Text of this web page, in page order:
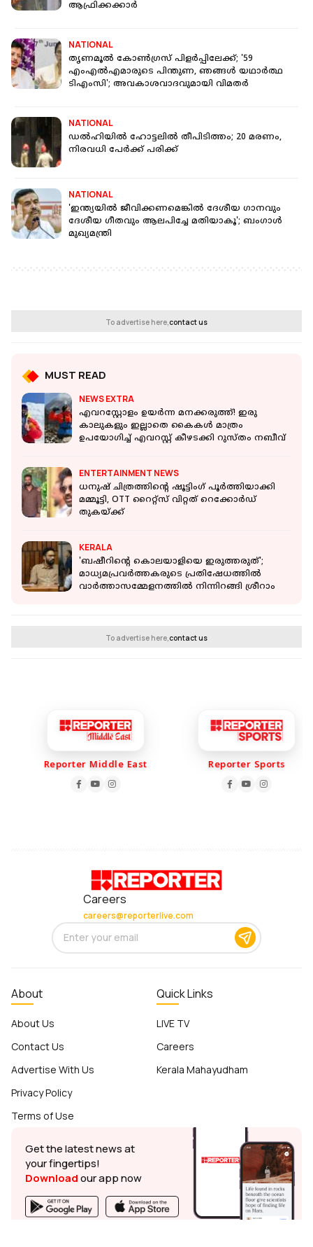
ആഫ്രിക്കക്കാര്‍
NATIONAL
തൃണമൂൽ കോൺഗ്രസ് പിളർപ്പിലേക്ക്; '59
എംഎൽഎമാരുടെ പിന്തുണ, ഞങ്ങള്‍ യഥാർത്ഥ
ടിഎംസി'; അവകാശവാദവുമായി വിമതർ
NATIONAL
ഡല്‍ഹിയില്‍ ഹോട്ടലില്‍ തീപിടിത്തം; 20 മരണം,
നിരവധി പേര്‍ക്ക് പരിക്ക്
NATIONAL
'ഇന്ത്യയിൽ ജീവിക്കണമെങ്കിൽ ദേശീയ ഗാനവും
ദേശീയ ഗീതവും ആലപിച്ചേ മതിയാകൂ'; ബംഗാൾ
മുഖ്യമന്ത്രി
To advertise here,contact us
MUST READ
NEWS EXTRA
എവറസ്റ്റോളം ഉയർന്ന മനക്കരുത്ത്! ഇരു
കാലുകളും ഇല്ലാതെ കൈകൾ മാത്രം
ഉപയോഗിച്ച് എവറസ്റ്റ് കീഴടക്കി റുസ്തം നബീവ്
ENTERTAINMENT NEWS
ധനുഷ് ചിത്രത്തിന്റെ ഷൂട്ടിംഗ് പൂർത്തിയാക്കി
മമ്മൂട്ടി, OTT റൈറ്റ്സ് വിറ്റത് റെക്കോർഡ്
തുകയ്ക്ക്
KERALA
'ബഷീറിന്റെ കൊലയാളിയെ ഇരുത്തരുത്';
മാധ്യമപ്രവർത്തകരുടെ പ്രതിഷേധത്തിൽ
വാർത്താസമ്മേളനത്തില്‍ നിന്നിറങ്ങി ശ്രീറാം
To advertise here,contact us
Reporter Middle East Reporter Sports
Careers
careers@reporterlive.com
About
About Us
Contact Us
Advertise With Us
Privacy Policy
Terms of Use
Quick Links
LIVE TV
Careers
Kerala Mahayudham
Get the latest news at
your fingertips!
Downloadour app now